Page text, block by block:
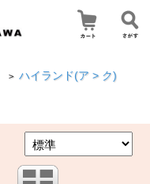
> ハイランド(ア > ク)